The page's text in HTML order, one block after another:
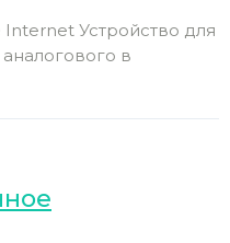
Устройство для
в